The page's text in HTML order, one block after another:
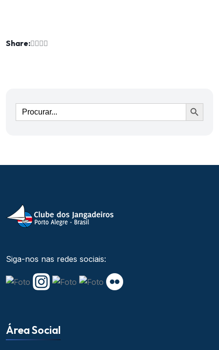
Share:
Ir
Siga-nos nas redes sociais:
Área Social